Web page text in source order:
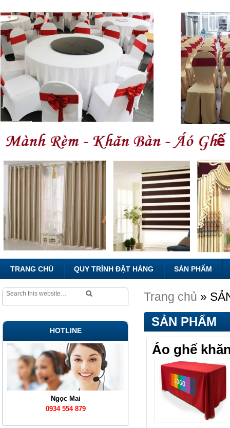
TRANG CHỦ QUY TRÌNH ĐẶT HÀNG SẢN PHẨM
Trang chủ »
SẢN PHẨM
Áo ghế
HOTLINE
Ngọc Mai
0934 554 879